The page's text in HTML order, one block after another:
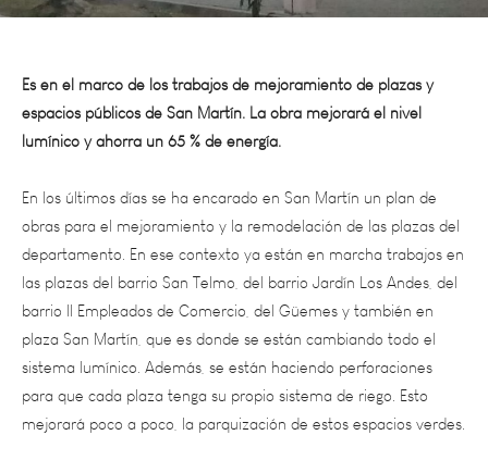
Es en el marco de los trabajos de mejoramiento de plazas y
espacios públicos de San Martín. La obra mejorará el nivel
lumínico y ahorra un 65 % de energía.
En los últimos días se ha encarado en San Martín un plan de
obras para el mejoramiento y la remodelación de las plazas del
departamento. En ese contexto ya están en marcha trabajos en
las plazas del barrio San Telmo, del barrio Jardín Los Andes, del
barrio II Empleados de Comercio, del Güemes y también en
plaza San Martín, que es donde se están cambiando todo el
sistema lumínico. Además, se están haciendo perforaciones
para que cada plaza tenga su propio sistema de riego. Esto
mejorará poco a poco, la parquización de estos espacios verdes.